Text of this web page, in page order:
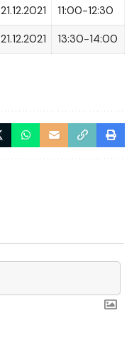
21.12.2021
11:00-12:30
21.12.2021 13:30-14:00